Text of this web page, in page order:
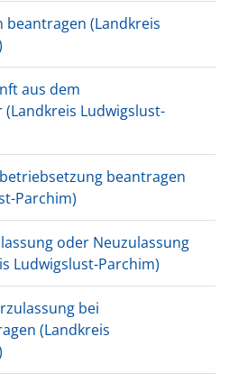
beantragen (Landkreis
aus dem
Ludwigslust-
beantragen
Parchim)
oder Neuzulassung
Ludwigslust-Parchim)
bei
(Landkreis